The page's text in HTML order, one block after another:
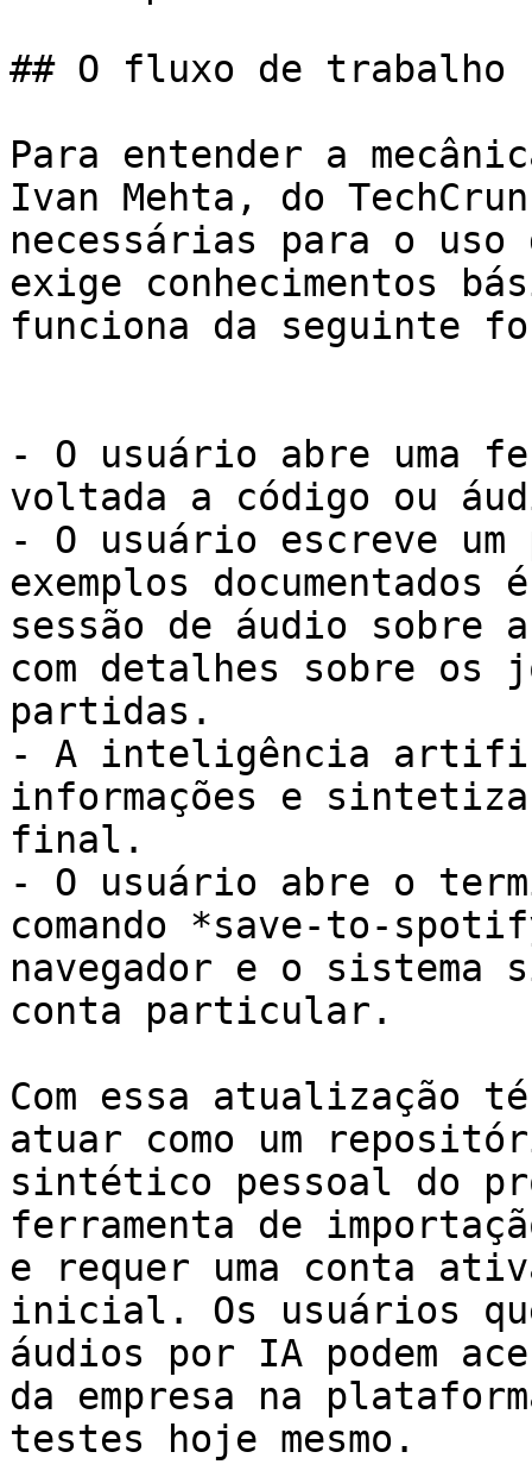
## O fluxo de trabalho
Para entender a
Ivan Mehta, do
necessárias para o uso
exige conhecimentos
funciona da seguinte
- O usuário abre uma
voltada a código ou
- O usuário escreve
exemplos
sessão de áudio sobre
com detalhes sobre os
partidas.
- A inteligência
informações e
final.
- O usuário abre o
comando *save-to-
navegador e o sistema
conta particular.
Com essa atualização
atuar como um
sintético pessoal do
ferramenta de
e requer uma conta
inicial. Os usuários
áudios por IA podem
da empresa na
testes hoje mesmo.